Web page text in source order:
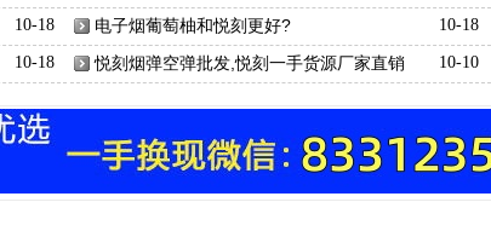
10-18 10-18
电子烟葡萄柚和悦刻更好?
10-18 10-10
悦刻烟弹空弹批发,悦刻一手货源厂家直销